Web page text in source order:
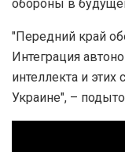
обороны в
"Передний край
Интеграция
интеллекта и
Украине", –